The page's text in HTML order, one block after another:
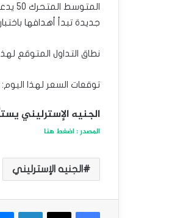
جديدة تبدأ أهدافها باختبار
نطاق التداول المتوقع لهذا اليوم ما بين
توقعات السعر لهذا
الجنيه الإسترليني
المصدر : اضغط هنا
الجنيه الإسترليني
فيسبوك
‫X